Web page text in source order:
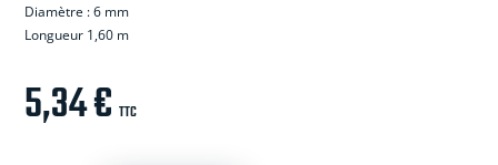
Diamètre : 6 mm
Longueur 1,60 m
5,34€ TTC